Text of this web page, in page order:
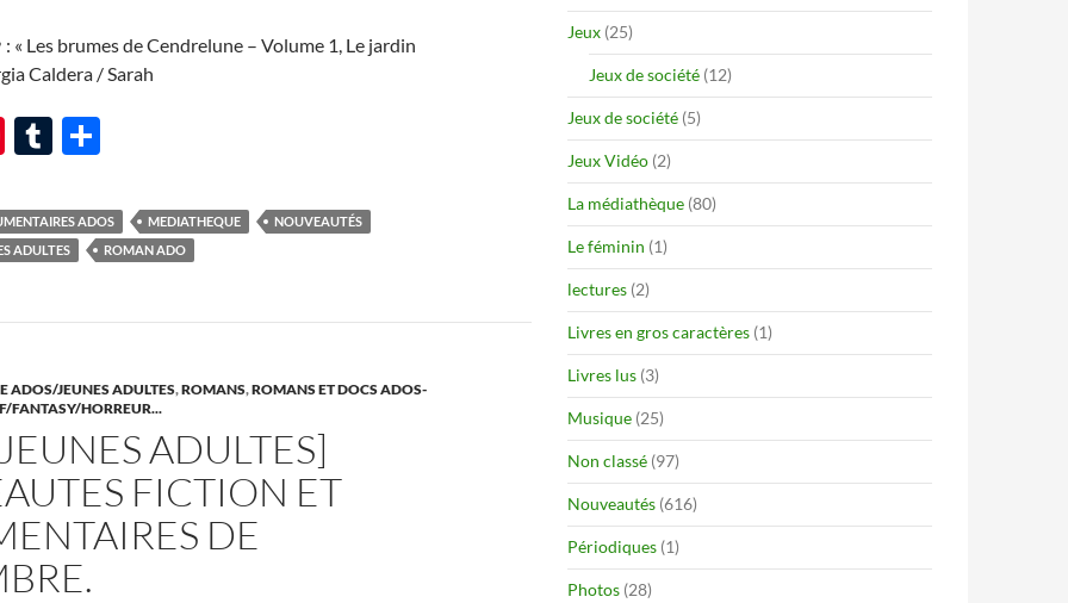
« Les brumes de Cendrelune – Volume 1, Le jardin
Caldera / Sarah
Pi
er
es
T
m
bl
ta
g
ADOS MEDIATHEQUE
NOUVEAUTÉS
ADULTES
ROMAN ADO
ADOS/JEUNES ADULTES,ROMANS,ROMANS ET DOCS ADOS-
FANTASY/HORREUR...
ADULTES]
FICTION ET
DE
Jeux (25)
Jeux de société (12)
Jeux de société (5)
Jeux Vidéo (2)
La médiathèque (80)
Le féminin (1)
lectures (2)
Livres en gros caractères (1)
Livres lus (3)
Musique (25)
Non classé (97)
Nouveautés (616)
Périodiques (1)
Photos (28)